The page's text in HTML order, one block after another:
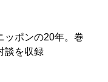
ッポンの20年。巻
談を収録